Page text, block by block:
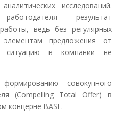
исследований.
– результат
ведь без регулярных
предложения от
ситуацию в компании не
совокупного
(Compelling Total Offer) в
концерне BASF.